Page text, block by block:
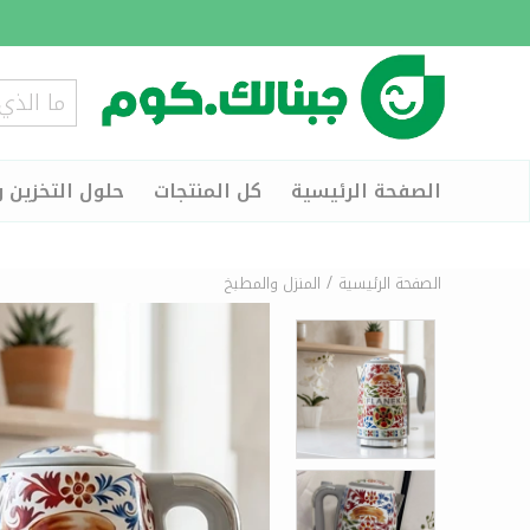
الصفحة الرئيسية كل المنتجات حلول التخزين
الصفحة الرئيسية / المنزل والمطبخ